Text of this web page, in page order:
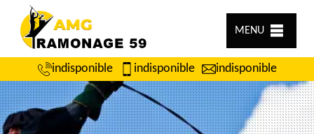
MENU
indisponible indisponible indisponible